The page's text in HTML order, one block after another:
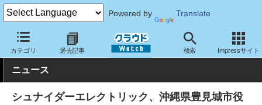
Powered by Translate
カテゴリ 過去記事 検索 Impressサイト
クラウド Watch トピック 導入事例
ニュース
シュナイダーエレクトリック、沖縄県豊見城市役